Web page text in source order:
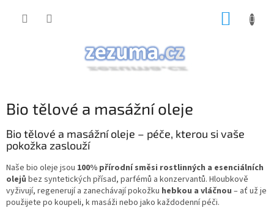
Bio tělové a masážní oleje
Bio tělové a masážní oleje – péče, kterou si vaše
pokožka zaslouží
Naše bio oleje jsou 100% přírodní směsi rostlinných a esenciálních
olejů bez syntetických přísad, parfémů a konzervantů. Hloubkově
vyživují, regenerují a zanechávají pokožku hebkou a vláčnou – ať už je
použijete po koupeli, k masáži nebo jako každodenní péči.